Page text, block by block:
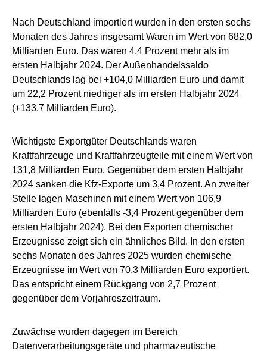
Nach Deutschland importiert wurden in den ersten sechs
Monaten des Jahres insgesamt Waren im Wert von 682,0
Milliarden Euro. Das waren 4,4 Prozent mehr als im
ersten Halbjahr 2024. Der Außenhandelssaldo
Deutschlands lag bei +104,0 Milliarden Euro und damit
um 22,2 Prozent niedriger als im ersten Halbjahr 2024
(+133,7 Milliarden Euro).
Wichtigste Exportgüter Deutschlands waren
Kraftfahrzeuge und Kraftfahrzeugteile mit einem Wert von
131,8 Milliarden Euro. Gegenüber dem ersten Halbjahr
2024 sanken die Kfz-Exporte um 3,4 Prozent. An zweiter
Stelle lagen Maschinen mit einem Wert von 106,9
Milliarden Euro (ebenfalls -3,4 Prozent gegenüber dem
ersten Halbjahr 2024). Bei den Exporten chemischer
Erzeugnisse zeigt sich ein ähnliches Bild. In den ersten
sechs Monaten des Jahres 2025 wurden chemische
Erzeugnisse im Wert von 70,3 Milliarden Euro exportiert.
Das entspricht einem Rückgang von 2,7 Prozent
gegenüber dem Vorjahreszeitraum.
Zuwächse wurden dagegen im Bereich
Datenverarbeitungsgeräte und pharmazeutische